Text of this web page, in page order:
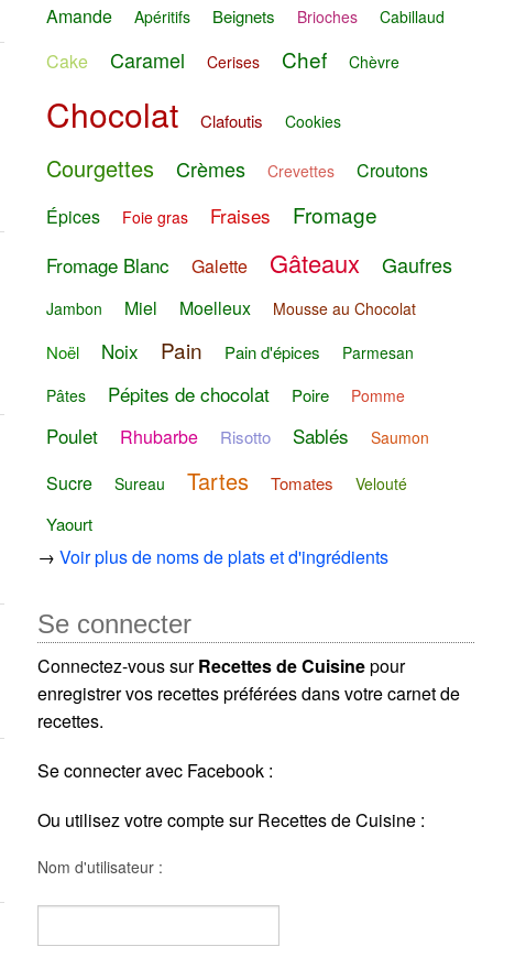
Amande Apéritifs Beignets Brioches Cabillaud
Cake Caramel Cerises Chef Chèvre
Chocolat Clafoutis Cookies
Courgettes Crèmes Crevettes
Croutons
Épices
Foie gras Fraises Fromage
Fromage Blanc Galette Gâteaux Gaufres
Jambon Miel Moelleux Mousse au Chocolat
Noël Noix Pain Pain d'épices
Parmesan
Pâtes
Pépites de chocolat Poire Pomme
Poulet Rhubarbe Risotto Sablés Saumon
Sucre Sureau Tartes Tomates Velouté
Yaourt
→Voir plus de noms de plats et d'ingrédients
Se connecter
Connectez-vous surRecettes de Cuisinepour
enregistrer vos recettes préférées dans votre carnet de
recettes.
Se connecter avec Facebook :
Ou utilisez votre compte sur Recettes de Cuisine :
Nom d'utilisateur :